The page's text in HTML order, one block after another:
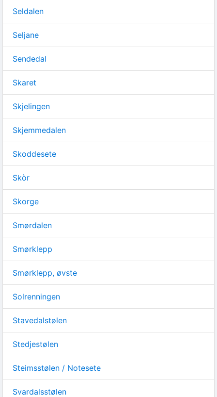
Seldalen
Seljane
Sendedal
Skaret
Skjelingen
Skjemmedalen
Skoddesete
Skòr
Skorge
Smørdalen
Smørklepp
Smørklepp, øvste
Solrenningen
Stavedalstølen
Stedjestølen
Steimsstølen / Notesete
Svardalsstølen